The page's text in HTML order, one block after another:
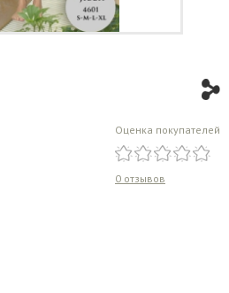
Оценка покупателей
0 отзывов